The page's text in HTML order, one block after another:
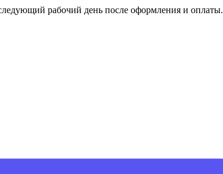
рабочий день после оформления и оплаты.